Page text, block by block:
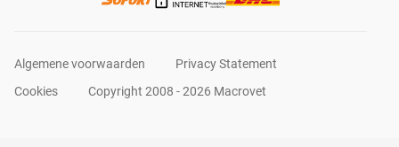
Algemene voorwaarden
Privacy Statement
Cookies
Copyright 2008 - 2026 Macrovet